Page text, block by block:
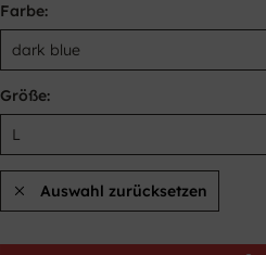
Farbe:
Größe:
Auswahl zurücksetzen